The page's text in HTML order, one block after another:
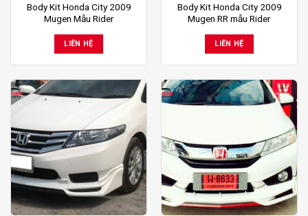
Body Kit Honda City 2009
Mugen Mẫu Rider
LIÊN HỆ
Body Kit Honda City 2009
Mugen RR mẫu Rider
LIÊN HỆ